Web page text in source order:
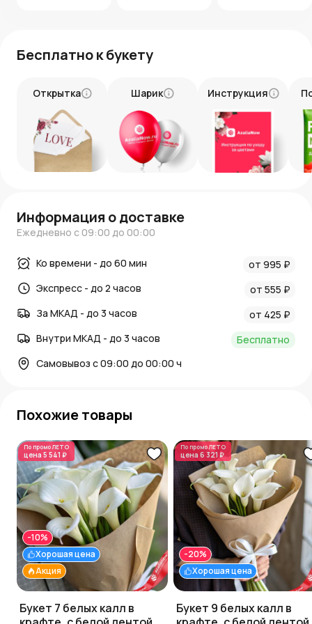
Бесплатно к букету
Открытка Шарик Инструкция
Информация о доставке
Ежедневно с 09:00 до 00:00
Ко времени - до 60 мин
от 995 ₽
Экспресс - до 2 часов
от 555 ₽
За МКАД - до 3 часов
от 425 ₽
Внутри МКАД - до 3 часов
Бесплатно
Самовывоз с 09:00 до 00:00 ч
Похожие товары
По промоЛЕТО
цена 5 541 ₽
Акция
Хорошая цена
-10%
Букет 7 белых калл в
По промоЛЕТО
цена 6 321 ₽
Хорошая цена
-20%
Букет 9 белых калл в